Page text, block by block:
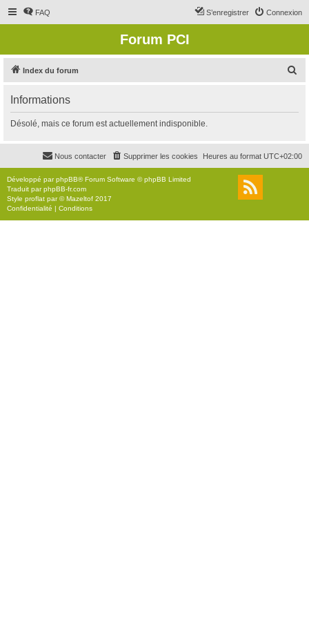
FAQ Connexion
S’enregistrer
Forum PCI
Index du forum
r
c
r
Informations
Désolé, mais ce forum est actuellement indisponible.
Heures au format UTC+02:00
Supprimer les cookies
Nous contacter
Développé parphpBB® Forum Software © phpBB Limited
Traduit parphpBB-fr.com
Style proflat par ©Mazeltof 2017
Confidentialité | Conditions